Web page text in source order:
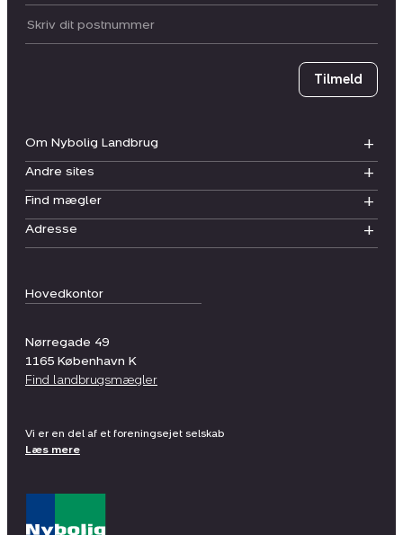
Hovedkontor
Nørregade 49
1165 København K
Find landbrugsmægler
Om Nybolig Landbrug
Andre sites
Find mægler
Adresse
Postnummer
Tilmeld
Vi er en del af et foreningsejet selskab
Læs mere